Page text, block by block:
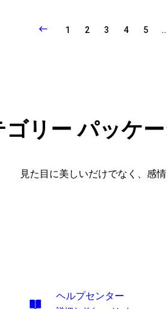
1 2 3 4 5
リー パッケ
見た目に美しいだけでなく、感
ヘルプセンター